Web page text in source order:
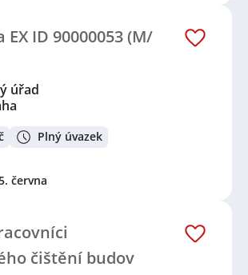
ID 90000053 (M/
úřad
Plný úvazek
června
čištění budov